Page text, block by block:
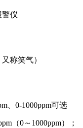
仪
称笑气）
、0-1000ppm可选
（0～1000ppm）；